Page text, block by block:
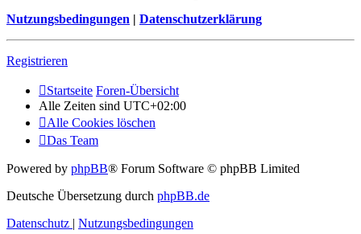
Nutzungsbedingungen | Datenschutzerklärung
Registrieren
Startseite Foren-Übersicht
Alle Zeiten sind UTC+02:00
Alle Cookies löschen
Das Team
Powered by phpBB® Forum Software © phpBB Limited
Deutsche Übersetzung durch phpBB.de
Datenschutz | Nutzungsbedingungen